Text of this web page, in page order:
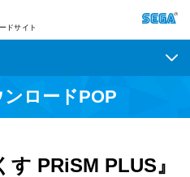
ドサイト
ロードPOP
す PRiSM PLUS』